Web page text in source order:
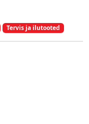
Tervis ja ilutooted